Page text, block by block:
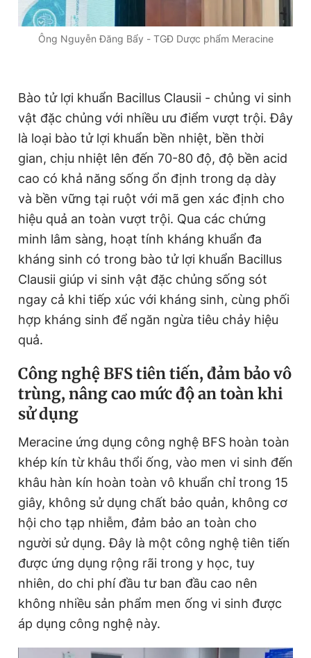
Ông Nguyễn Đăng Bẩy - TGĐ Dược phẩm Meracine
Bào tử lợi khuẩn Bacillus Clausii - chủng vi sinh
vật đặc chủng với nhiều ưu điểm vượt trội. Đây
là loại bào tử lợi khuẩn bền nhiệt, bền thời
gian, chịu nhiệt lên đến 70-80 độ, độ bền acid
cao có khả năng sống ổn định trong dạ dày
và bền vững tại ruột với mã gen xác định cho
hiệu quả an toàn vượt trội. Qua các chứng
minh lâm sàng, hoạt tính kháng khuẩn đa
kháng sinh có trong bào tử lợi khuẩn Bacillus
Clausii giúp vi sinh vật đặc chủng sống sót
ngay cả khi tiếp xúc với kháng sinh, cùng phối
hợp kháng sinh để ngăn ngừa tiêu chảy hiệu
quả.
Công nghệ BFS tiên tiến, đảm bảo vô
trùng, nâng cao mức độ an toàn khi
sử dụng
Meracine ứng dụng công nghệ BFS hoàn toàn
khép kín từ khâu thổi ống, vào men vi sinh đến
khâu hàn kín hoàn toàn vô khuẩn chỉ trong 15
giây, không sử dụng chất bảo quản, không cơ
hội cho tạp nhiễm, đảm bảo an toàn cho
người sử dụng. Đây là một công nghệ tiên tiến
được ứng dụng rộng rãi trong y học, tuy
nhiên, do chi phí đầu tư ban đầu cao nên
không nhiều sản phẩm men ống vi sinh được
áp dụng công nghệ này.